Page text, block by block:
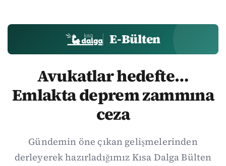
E-Bülten
Avukatlar hedefte…
Emlakta deprem zammına
ceza
Gündemin öne çıkan gelişmelerinden
derleyerek hazırladığımız Kısa Dalga Bülten